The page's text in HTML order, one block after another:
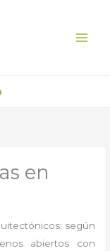
en
según
abiertos con